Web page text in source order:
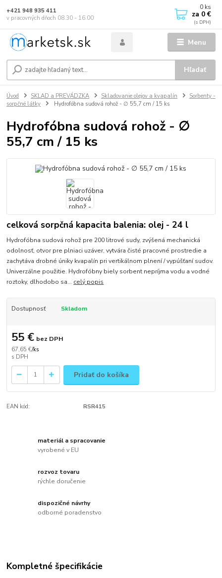
Menu
Hľadať
+421 948 935 411
v pracovných dňoch 08.30 - 16.00
0 ks
za 0 €
Úvod SKLAD a PREVÁDZKA Skladovanie olejov a kvapalín
Sorbenty -
sorpčné látky
Hydrofóbna sudová rohož - ∅ 55,7 cm / 15 ks
Hydrofóbna sudová rohož - ∅
55,7 cm / 15 ks
celková sorpčná kapacita balenia: olej - 24 l
Hydrofóbna sudová rohož pre 200 litrové sudy, zvýšená mechanická
odolnosť, otvor pre plniaci uzáver, vytvára čisté pracovné prostredie a
zachytáva drobné úniky kvapalín pri vertikálnom plnení / vypúšťaní sudov.
Univerzálne použitie. Hydrofóbny biely sorbent nepríjma vodu a vodné
roztoky, dlhodobo sa... celý popis
Dostupnosť Skladom
67,65 €/ks
55 € bez DPH
Pridať do košíka
EAN kód: RSR415
materiál a spracovanie
vyrobené v EU
rozvoz tovaru
rýchle doručenie
dispozičné návrhy
odborné poradenstvo
Kompletné špecifikácie